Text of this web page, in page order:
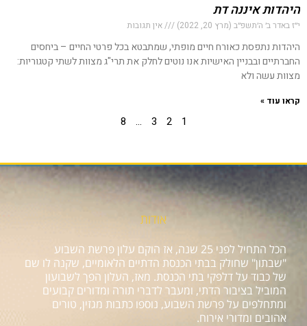
היהדות איננה דת
י״ז באדר ב׳ ה׳תשפ״ב (מרץ 20, 2022) אין תגובות
היהדות נתפסת כאורח חיים מופתי, שמתבטא בכל פרטי החיים – ביחסים
החברתיים ובבניין האישיות אנו נוטים לחלק את תרי"ג מצוות לשתי קטגוריות:
מצוות עשה ולא
קראו עוד »
1
2
3
…
8
אודות
הכל התחיל לפני 25 שנה, אז הוקם עלון פרשת השבוע
"שבתון" שחולק בבתי הכנסת הדתיים הלאומיים, שקנה לו שם
של כבוד על דלפקי בתי הכנסת. מאז, העלון הפך לשבועון
המוביל בציבור הדתי, ומעבר לדברי תורה ומדורים קבועים
ומתחלפים על פרשת השבוע, נוספו כתבות מגזין, טורים
אהובים ומדורי אירוח.